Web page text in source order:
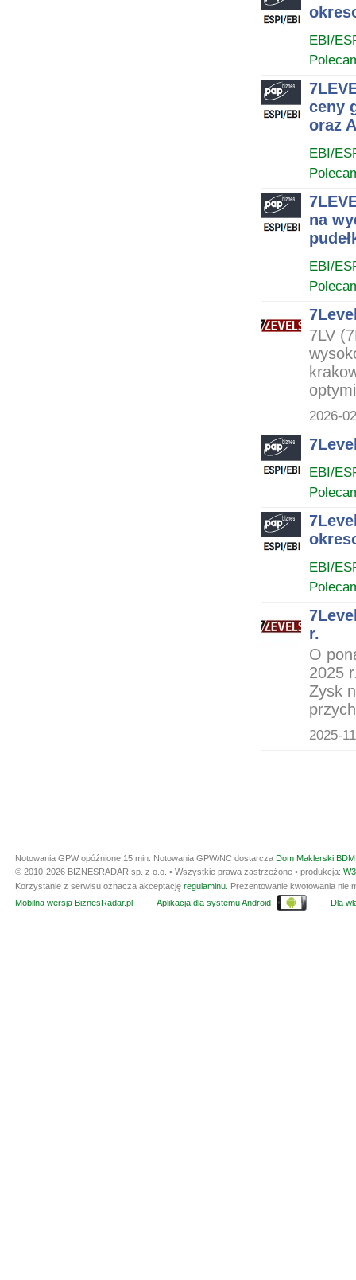
EBI/
ceny
oraz
EBI/
na
EBI/
7LV
2026-
EBI/
EBI/
r.
O
2025
Zysk
2025-
Notowania GPW opóźnione 15 min. Notowania GPW/NC dostarcza Dom Maklerski
© 2010-2026 BIZNESRADAR sp. z o.o. • Wszystkie prawa zastrzeżone • produkcja:
Korzystanie z serwisu oznacza akceptację regulaminu . Prezentowanie kwotowania
Mobilna wersja BiznesRadar.pl
Aplikacja dla systemu Android Dla